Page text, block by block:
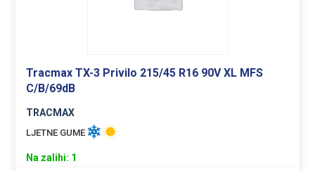
Tracmax TX-3 Privilo 215/45 R16 90V XL MFS
C/B/69dB
TRACMAX
LJETNE GUME
Na zalihi: 1